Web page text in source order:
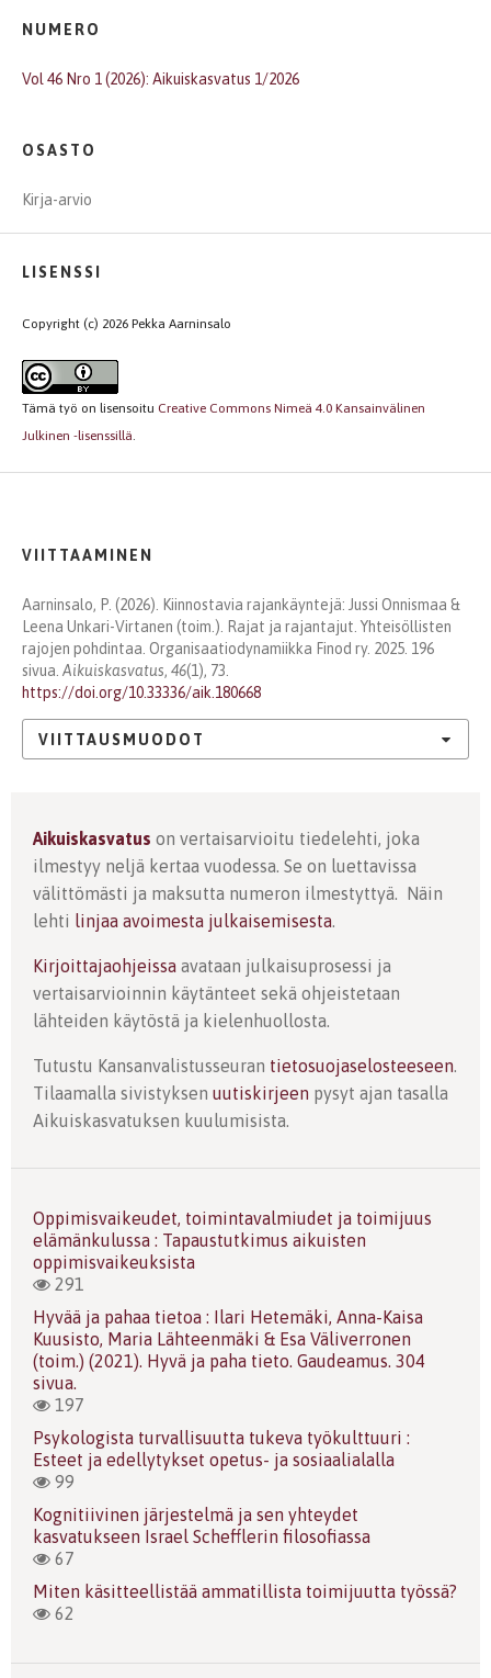
NUMERO
Vol 46 Nro 1 (2026): Aikuiskasvatus 1/2026
OSASTO
Kirja-arvio
LISENSSI
Copyright (c) 2026 Pekka Aarninsalo
Tämä työ on lisensoitu Creative Commons Nimeä 4.0 Kansainvälinen
Julkinen -lisenssillä.
VIITTAAMINEN
Aarninsalo, P. (2026). Kiinnostavia rajankäyntejä: Jussi Onnismaa &
Leena Unkari-Virtanen (toim.). Rajat ja rajantajut. Yhteisöllisten
rajojen pohdintaa. Organisaatiodynamiikka Finod ry. 2025. 196
sivua. Aikuiskasvatus, 46(1), 73.
https://doi.org/10.33336/aik.180668
VIITTAUSMUODOT
Aikuiskasvatus on vertaisarvioitu tiedelehti, joka
ilmestyy neljä kertaa vuodessa. Se on luettavissa
välittömästi ja maksutta numeron ilmestyttyä. Näin
lehti linjaa avoimesta julkaisemisesta.
Kirjoittajaohjeissa avataan julkaisuprosessi ja
vertaisarvioinnin käytänteet sekä ohjeistetaan
lähteiden käytöstä ja kielenhuollosta.
Tutustu Kansanvalistusseuran tietosuojaselosteeseen.
Tilaamalla sivistyksen uutiskirjeen pysyt ajan tasalla
Aikuiskasvatuksen kuulumisista.
Oppimisvaikeudet, toimintavalmiudet ja toimijuus
elämänkulussa : Tapaustutkimus aikuisten
oppimisvaikeuksista
291
Hyvää ja pahaa tietoa : Ilari Hetemäki, Anna-Kaisa
Kuusisto, Maria Lähteenmäki & Esa Väliverronen
(toim.) (2021). Hyvä ja paha tieto. Gaudeamus. 304
sivua.
197
Psykologista turvallisuutta tukeva työkulttuuri :
Esteet ja edellytykset opetus- ja sosiaalialalla
99
Kognitiivinen järjestelmä ja sen yhteydet
kasvatukseen Israel Schefflerin filosofiassa
67
Miten käsitteellistää ammatillista toimijuutta työssä?
62